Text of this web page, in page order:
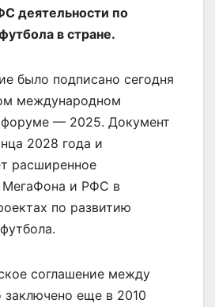
деятельности по
в стране.
было подписано сегодня
международном
— 2025. Документ
2028 года и
расширенное
МегаФона и РФС в
по развитию
соглашение между
еще в 2010